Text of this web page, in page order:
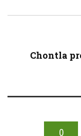
Chontla
0